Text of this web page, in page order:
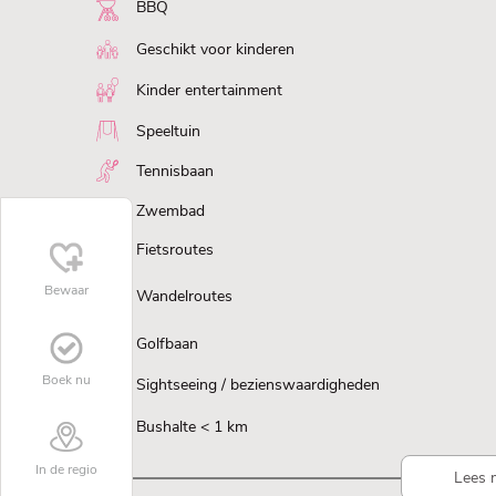
BBQ
Geschikt voor kinderen
Kinder entertainment
Speeltuin
Tennisbaan
Zwembad
Fietsroutes
Wandelroutes
Golfbaan
Sightseeing / bezienswaardigheden
Bushalte < 1 km
Lees
Bewaar
Boek nu
In de regio